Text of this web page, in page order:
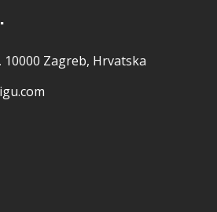
10000 Zagreb, Hrvatska